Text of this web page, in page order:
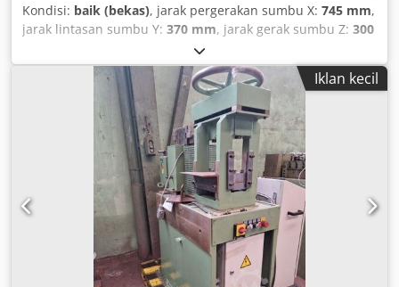
Kondisi: baik (bekas), jarak pergerakan sumbu X: 745 mm,
jarak lintasan sumbu Y: 370 mm, jarak gerak sumbu Z: 300
, Bridgeport milling machine Type: Interact 4 Control:
Heidenhain TNC 155 X-travel: 745 mm Y-travel: 370 mm Z-
travel: 300 mm Table size: 960 x 380 mm Spindle: ISO 40
Dcodpfx Anjqgcdtoujk Dimensions: 185x180x235 cm
Iklan kecil